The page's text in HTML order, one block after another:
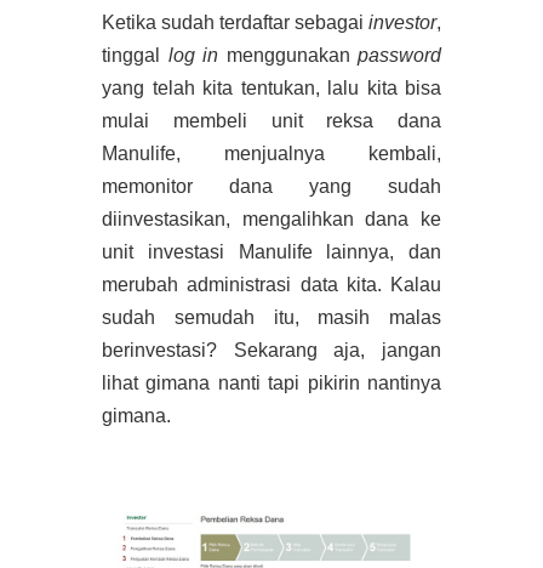
Ketika sudah terdaftar sebagai investor,
tinggal log in menggunakan password
yang telah kita tentukan, lalu kita bisa
mulai membeli unit reksa dana
Manulife, menjualnya kembali,
memonitor dana yang sudah
diinvestasikan, mengalihkan dana ke
unit investasi Manulife lainnya, dan
merubah administrasi data kita. Kalau
sudah semudah itu, masih malas
berinvestasi? Sekarang aja, jangan
lihat gimana nanti tapi pikirin nantinya
gimana.